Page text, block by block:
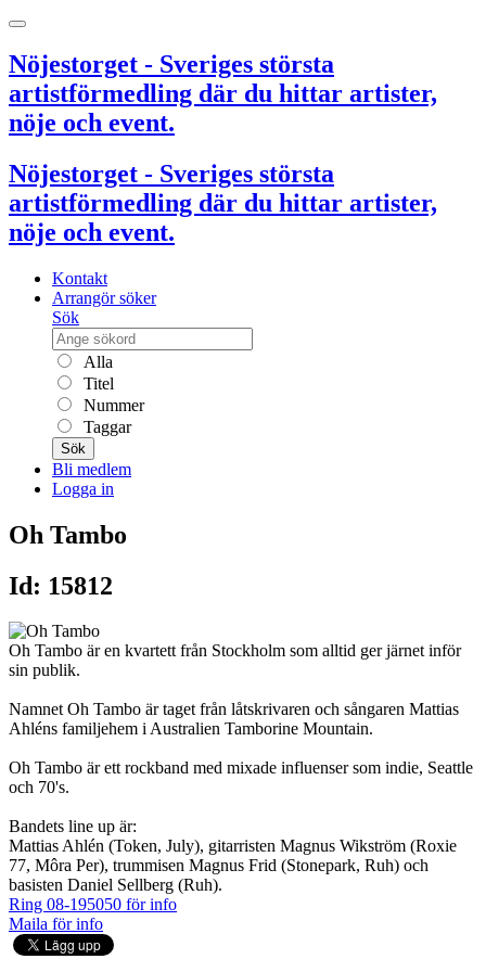
Nöjestorget - Sveriges största
artistförmedling där du hittar artister,
nöje och event.
Nöjestorget - Sveriges största
artistförmedling där du hittar artister,
nöje och event.
Kontakt
Arrangör söker
Sök
Alla
Titel
Nummer
Taggar
Sök
Bli medlem
Logga in
Oh Tambo
Id: 15812
Oh Tambo är en kvartett från Stockholm som alltid ger järnet inför
sin publik.
Namnet Oh Tambo är taget från låtskrivaren och sångaren Mattias
Ahléns familjehem i Australien Tamborine Mountain.
Oh Tambo är ett rockband med mixade influenser som indie, Seattle
och 70's.
Bandets line up är:
Mattias Ahlén (Token, July), gitarristen Magnus Wikström (Roxie
77, Môra Per), trummisen Magnus Frid (Stonepark, Ruh) och
basisten Daniel Sellberg (Ruh).
Ring 08-195050 för info
Maila för info